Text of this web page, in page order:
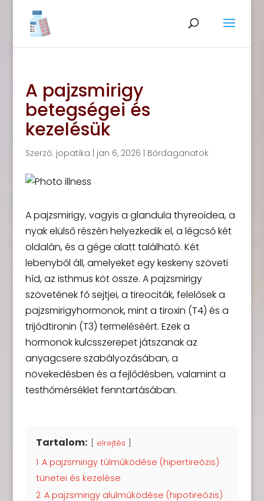
A pajzsmirigy
betegségei és
kezelésük
Szerző: jopatika jan 6, 2026 Bőrdaganatok
A pajzsmirigy, vagyis a glandula thyreoidea, a
nyak elülső részén helyezkedik el, a légcső két
oldalán, és a gége alatt található. Két
lebenyből áll, amelyeket egy keskeny szöveti
híd, az isthmus köt össze. A pajzsmirigy
szövetének fő sejtjei, a tireociták, felelősek a
pajzsmirigyhormonok, mint a tiroxin (T4) és a
trijódtironin (T3) termeléséért. Ezek a
hormonok kulcsszerepet játszanak az
anyagcsere szabályozásában, a
növekedésben és a fejlődésben, valamint a
testhőmérséklet fenntartásában.
Tartalom: elrejtés
1 A pajzsmirigy túlműködése (hipertireózis)
tünetei és kezelése
2 A pajzsmirigy alulműködése (hipotireózis)